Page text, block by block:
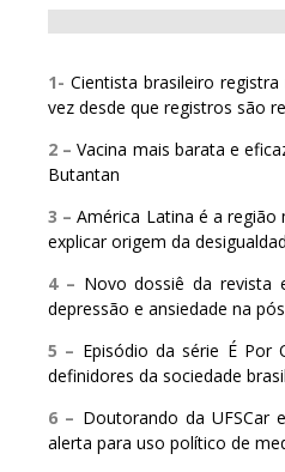
1-Cientista brasileiro
vez desde que registros são
2 – Vacina mais barata e
Butantan
3 –América Latina é a
explicar origem da
4 – Novo dossiê da revista
depressão e ansiedade na
5 – Episódio da série É
definidores da sociedade
6 – Doutorando da UFSCar
alerta para uso político de